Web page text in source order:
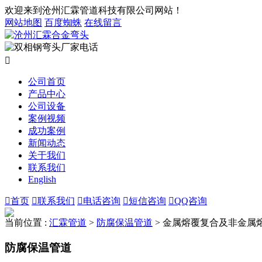
欢迎来到沧州汇霖管道科技有限公司网站！
网站地图 百度蜘蛛 在线留言

公司首页
产品中心
公司设备
案例视频
成功案例
新闻动态
关于我们
联系我们
English
首页 联系我们 电话咨询 短信咨询 QQ咨询
当前位置 : 汇霖管道 > 防腐保温管道 > 金属熔覆复合及非金属
防腐保温管道